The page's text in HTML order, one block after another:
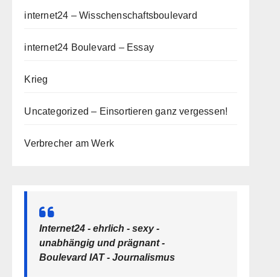
internet24 – Wisschenschaftsboulevard
internet24 Boulevard – Essay
Krieg
Uncategorized – Einsortieren ganz vergessen!
Verbrecher am Werk
Internet24 - ehrlich - sexy -
unabhängig und prägnant -
Boulevard IAT - Journalismus